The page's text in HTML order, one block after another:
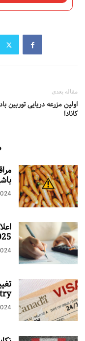
مقاله بعدی
اولین مزرعه دریایی توربین
کانادا